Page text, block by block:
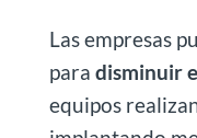
Las empresas
para disminuir
equipos